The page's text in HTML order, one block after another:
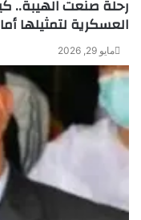
رحلة صنعت الهيبة..
العسكرية لتمثيلها
مايو 29, 2026